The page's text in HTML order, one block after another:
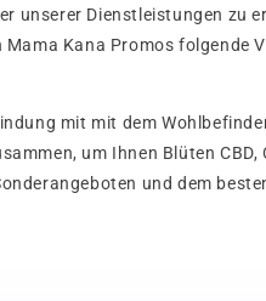
unserer Dienstleistungen zu
Kana Promos folgende
mit mit dem
um Ihnen Blüten CBD,
und dem